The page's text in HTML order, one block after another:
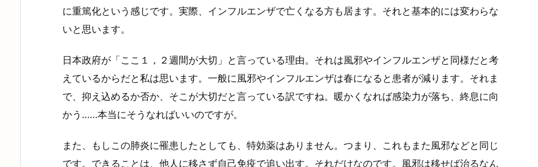
に重篤化という感じです。実際、インフルエンザで亡くなる方も居ます。それと基本的には変わらな
いと思います。
日本政府が「ここ１，２週間が大切」と言っている理由。それは風邪やインフルエンザと同様だと考
えているからだと私は思います。一般に風邪やインフルエンザは春になると患者が減ります。それま
で、抑え込めるか否か、そこが大切だと言っている訳ですね。暖かくなれば感染力が落ち、終息に向
かう……本当にそうなればいいのですが。
また、もしこの肺炎に罹患したとしても、特効薬はありません。つまり、これもまた風邪などと同じ
です。できることは、他人に移さず自己免疫で追い出す。それだけなのです。風邪は移せば治るなん